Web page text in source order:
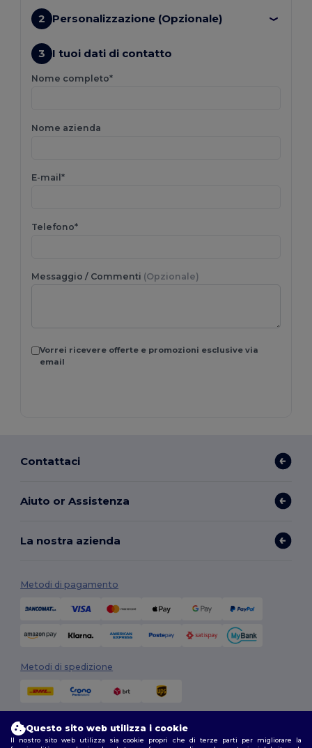
2 Personalizzazione (Opzionale)
3 I tuoi dati di contatto
Nome completo*
Nome azienda
E-mail*
Telefono*
Messaggio / Commenti (Opzionale)
Vorrei ricevere offerte e promozioni esclusive via
email
Contattaci
Aiuto or Assistenza
La nostra azienda
Metodi di pagamento
Metodi di spedizione
Questo sito web utilizza i cookie
Il nostro sito web utilizza sia cookie propri che di terze parti per migliorare la